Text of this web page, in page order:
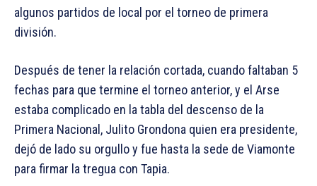
algunos partidos de local por el torneo de primera
división.
Después de tener la relación cortada, cuando faltaban 5
fechas para que termine el torneo anterior, y el Arse
estaba complicado en la tabla del descenso de la
Primera Nacional, Julito Grondona quien era presidente,
dejó de lado su orgullo y fue hasta la sede de Viamonte
para firmar la tregua con Tapia.